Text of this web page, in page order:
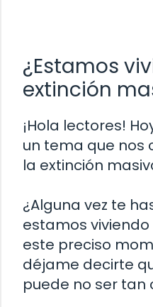
¿Estamos
extinción
¡Hola lectores!
un tema que nos
la extinción
¿Alguna vez te
estamos
este preciso
déjame decirte
puede no ser tan